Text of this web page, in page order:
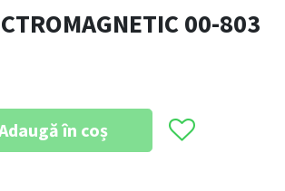
00-803
în coș